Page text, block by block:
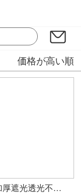
価格が高い順
纯色加厚遮光透光不透人阳台卧室客厅鸟巢窗帘纱帘成品定做 黑灰 纱5.0*2.7(高)一块打孔